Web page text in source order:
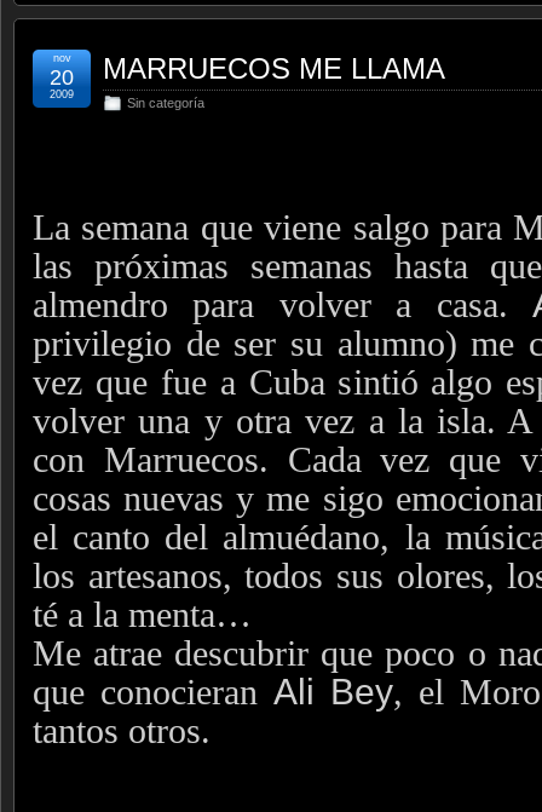
MARRUECOS ME LLAMA
Sin categoría
nov
20
2009
La semana que viene salgo para
las próximas semanas hasta
almendro para volver a casa.
privilegio de ser su alumno) me
vez que fue a Cuba sintió algo
volver una y otra vez a la isla.
con Marruecos. Cada vez que
cosas nuevas y me sigo
el canto del almuédano, la
los artesanos, todos sus olores,
té a la menta…
Me atrae descubrir que poco o
que conocieran Ali Bey, el
tantos otros.